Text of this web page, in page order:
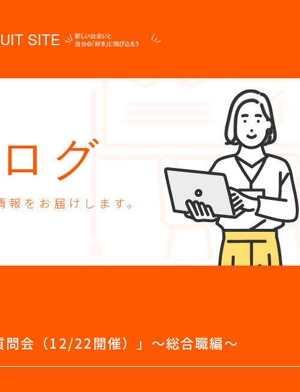
SITE
グ
報をお届けします。
問会（12/22開催）」～総合職編～